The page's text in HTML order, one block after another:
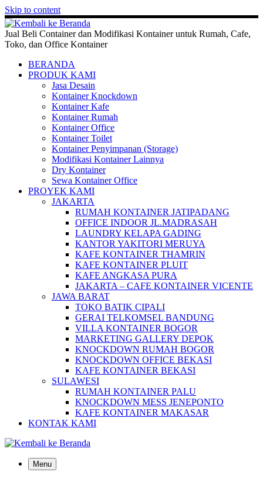
Skip to content
Jual Beli Container dan Modifikasi Kontainer untuk Rumah, Cafe,
Toko, dan Office Kontainer
BERANDA
PRODUK KAMI
Jasa Desain
Kontainer Knockdown
Kontainer Kafe
Kontainer Rumah
Kontainer Office
Kontainer Toilet
Kontainer Penyimpanan (Storage)
Modifikasi Kontainer Lainnya
Dry Kontainer
Sewa Kontainer Office
PROYEK KAMI
JAKARTA
RUMAH KONTAINER JATIPADANG
OFFICE INDOOR JL.MADRASAH
LAUNDRY KELAPA GADING
KANTOR YAKITORI MERUYA
KAFE KONTAINER THAMRIN
KAFE KONTAINER PLUIT
KAFE ANGKASA PURA
JAKARTA – CAFE KONTAINER VICENTE
JAWA BARAT
TOKO BATIK CIPALI
GERAI TELKOMSEL BANDUNG
VILLA KONTAINER BOGOR
MARKETING GALLERY DEPOK
KNOCKDOWN RUMAH BOGOR
KNOCKDOWN OFFICE BEKASI
KAFE KONTAINER BEKASI
SULAWESI
RUMAH KONTAINER PALU
KNOCKDOWN MESS JENEPONTO
KAFE KONTAINER MAKASAR
KONTAK KAMI
Menu